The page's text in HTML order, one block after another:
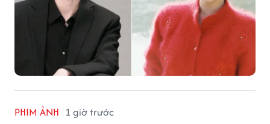
PHIM ẢNH 1 giờ trước